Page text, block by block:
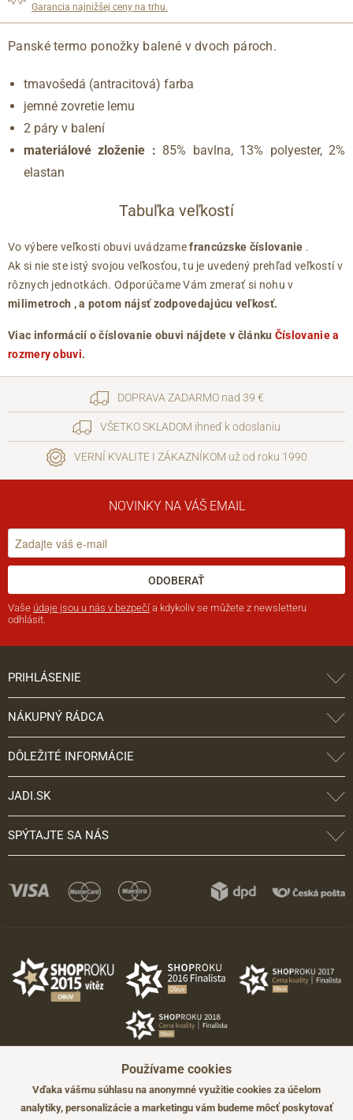
Garancia najnižšej ceny na trhu.
Panské termo ponožky balené v dvoch pároch.
tmavošedá (antracitová) farba
jemné zovretie lemu
2 páry v balení
materiálové zloženie : 85% bavlna, 13% polyester, 2%
elastan
Tabuľka veľkostí
Vo výbere veľkosti obuvi uvádzamefrancúzske číslovanie .
Ak si nie ste istý svojou veľkosťou, tu je uvedený prehľad veľkostí v
rôznych jednotkách. Odporúčame Vám zmerať si nohu v
milimetroch , a potom nájsť zodpovedajúcu veľkosť.
Viac informácií o číslovanie obuvi nájdete v článku Číslovanie a
rozmery obuvi.
DOPRAVA ZADARMO nad 39 €
VŠETKO SKLADOM ihneď k odoslaniu
VERNÍ KVALITE I ZÁKAZNÍKOM už od roku 1990
NOVINKY NA VÁŠ EMAIL
ODOBERAŤ
Vaše údaje jsou u nás v bezpečí a kdykoliv se můžete z newsletteru
odhlásit.
PRIHLÁSENIE
NÁKUPNÝ RÁDCA
DÔLEŽITÉ INFORMÁCIE
JADI.SK
SPÝTAJTE SA NÁS
Používame cookies
Vďaka vášmu súhlasu na anonymné využitie cookies za účelom
analytiky, personalizácie a marketingu vám budeme môcť poskytovať